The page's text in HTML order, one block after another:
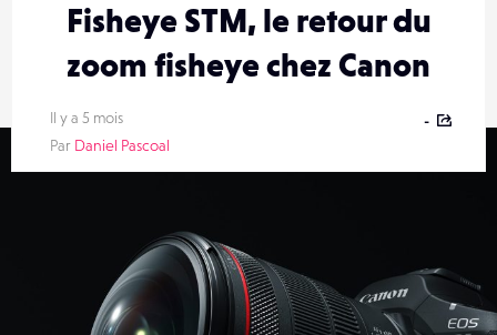
Fisheye STM, le retour du
zoom fisheye chez Canon
Il y a 5 mois
Par Daniel Pascoal
-